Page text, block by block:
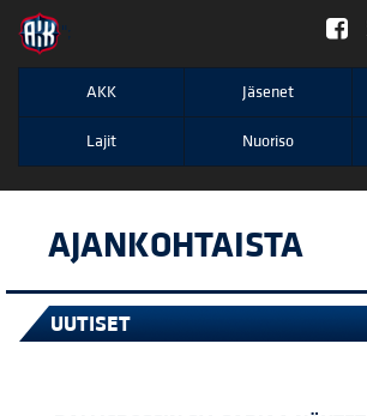
";
AKK Jäsenet
Lajit Nuoriso
AJANKOHTAISTA
UUTISET